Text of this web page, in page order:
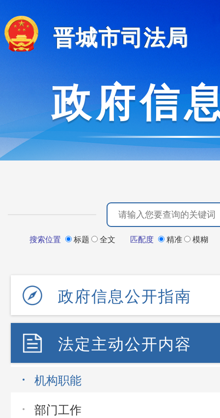
晋城市司法局
政府信
搜索位置 标题 全文 匹配度 精准 模糊
政府信息公开指南
法定主动公开内容
机构职能
部门工作